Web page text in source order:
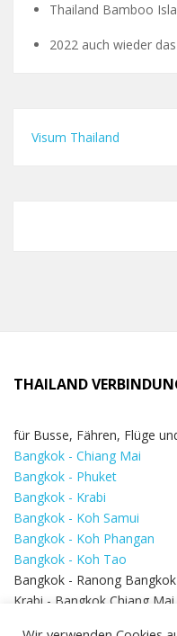
Thailand Bamboo
2022 auch wieder
Visum Thailand
THAILAND
für Busse, Fähren, Flüge
Bangkok - Chiang Mai
Bangkok - Phuket
Bangkok - Krabi
Bangkok - Koh Samui
Bangkok - Koh Phangan
Bangkok - Koh Tao
Bangkok - Ranong
Krabi - Bangkok Chiang